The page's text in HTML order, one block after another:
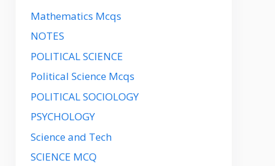
Mathematics Mcqs
NOTES
POLITICAL SCIENCE
Political Science Mcqs
POLITICAL SOCIOLOGY
PSYCHOLOGY
Science and Tech
SCIENCE MCQ